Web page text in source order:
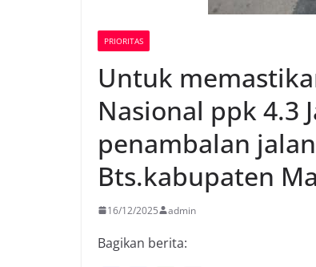
PRIORITAS
Untuk
Nasional ppk 4.3
penambalan
Bts.kabupaten
16/12/2025 admin
Bagikan berita: